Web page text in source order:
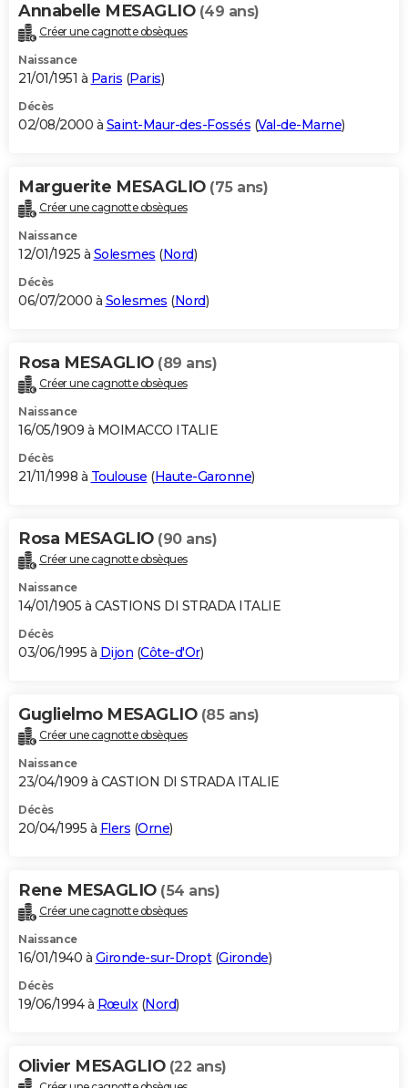
Annabelle MESAGLIO (49 ans)
Créer une cagnotte obsèques
Naissance
21/01/1951 à Paris (Paris)
Décès
02/08/2000 à Saint-Maur-des-Fossés (Val-de-Marne)
Marguerite MESAGLIO (75 ans)
Créer une cagnotte obsèques
Naissance
12/01/1925 à Solesmes (Nord)
Décès
06/07/2000 à Solesmes (Nord)
Rosa MESAGLIO (89 ans)
Créer une cagnotte obsèques
Naissance
16/05/1909 à MOIMACCO ITALIE
Décès
21/11/1998 à Toulouse (Haute-Garonne)
Rosa MESAGLIO (90 ans)
Créer une cagnotte obsèques
Naissance
14/01/1905 à CASTIONS DI STRADA ITALIE
Décès
03/06/1995 à Dijon (Côte-d'Or)
Guglielmo MESAGLIO (85 ans)
Créer une cagnotte obsèques
Naissance
23/04/1909 à CASTION DI STRADA ITALIE
Décès
20/04/1995 à Flers (Orne)
Rene MESAGLIO (54 ans)
Créer une cagnotte obsèques
Naissance
16/01/1940 à Gironde-sur-Dropt(Gironde)
Décès
19/06/1994 à Rœulx (Nord)
Olivier MESAGLIO (22 ans)